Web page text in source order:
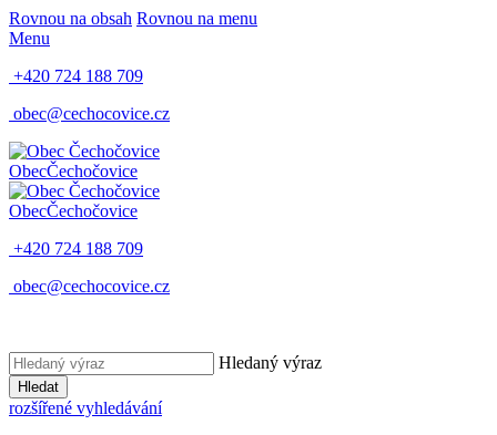
Rovnou na obsah Rovnou na menu
Menu
+420 724 188 709
obec@cechocovice.cz
ObecČechočovice
ObecČechočovice
+420 724 188 709
obec@cechocovice.cz
Hledaný výraz
Hledat
rozšířené vyhledávání